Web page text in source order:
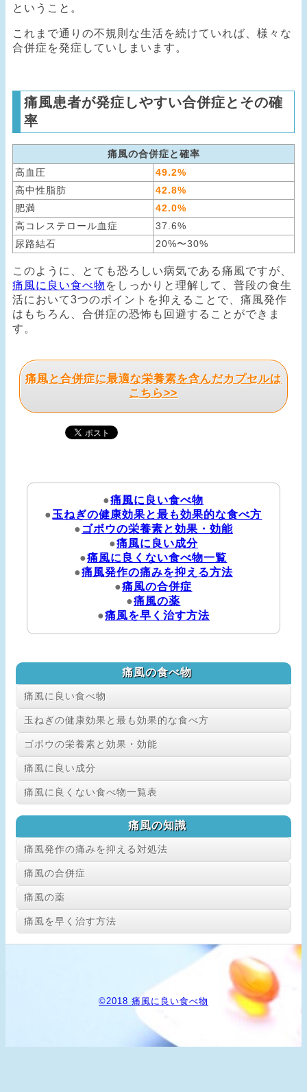
ということ。
これまで通りの不規則な生活を続けていれば、様々な
合併症を発症していしまいます。
痛風患者が発症しやすい合併症とその確
率
痛風の合併症と確率
高血圧
49.2%
高中性脂肪
42.8%
肥満
42.0%
高コレステロール血症
37.6%
尿路結石
20%〜30%
このように、とても恐ろしい病気である痛風ですが、
痛風に良い食べ物 をしっかりと理解して、普段の食生
活において3つのポイントを抑えることで、痛風発作
はもちろん、合併症の恐怖も回避することができま
す。
痛風と合併症に最適な栄養素を含んだカプセルは
こちら>>
●痛風に良い食べ物
●玉ねぎの健康効果と最も効果的な食べ方
● ゴボウの栄養素と効果・効能
●痛風に良い成分
●痛風に良くない食べ物一覧
●痛風発作の痛みを抑える方法
●痛風の合併症
●痛風の薬
●痛風を早く治す方法
痛風の食べ物
痛風に良い食べ物
玉ねぎの健康効果と最も効果的な食べ方
ゴボウの栄養素と効果・効能
痛風に良い成分
痛風に良くない食べ物一覧表
痛風の知識
痛風発作の痛みを抑える対処法
痛風の合併症
痛風の薬
痛風を早く治す方法
©2018 痛風に良い食べ物